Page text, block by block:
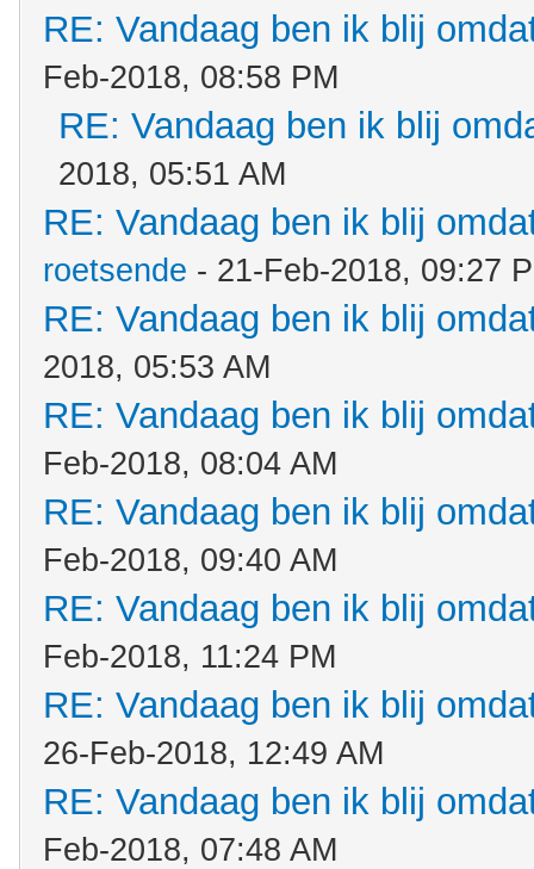
RE: Vandaag ben ik blij
Feb-2018, 08:58 PM
RE: Vandaag ben ik blij
2018, 05:51 AM
RE: Vandaag ben ik blij
roetsende - 21-Feb-2018, 09:27
RE: Vandaag ben ik blij
2018, 05:53 AM
RE: Vandaag ben ik blij
Feb-2018, 08:04 AM
RE: Vandaag ben ik blij
Feb-2018, 09:40 AM
RE: Vandaag ben ik blij
Feb-2018, 11:24 PM
RE: Vandaag ben ik blij
26-Feb-2018, 12:49 AM
RE: Vandaag ben ik blij
Feb-2018, 07:48 AM